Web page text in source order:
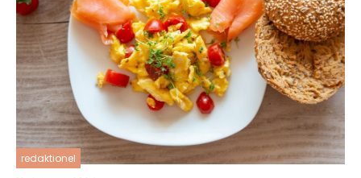
redaktionel